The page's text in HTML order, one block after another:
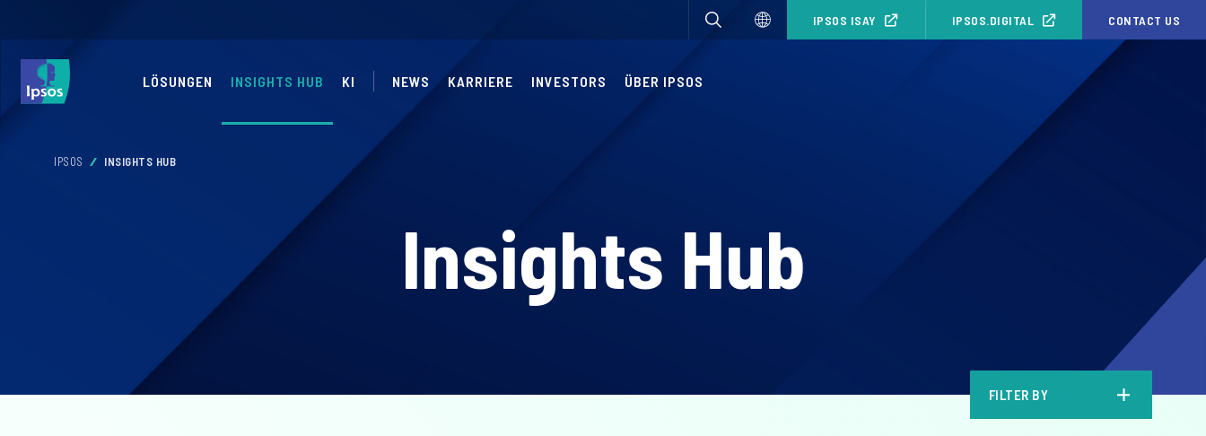
IPSOS ISAY IPSOS.DIGITAL CONTACT US
LÖSUNGEN INSIGHTS HUB KI NEWS KARRIERE INVESTORS ÜBER IPSOS
IPSOS INSIGHTS HUB
Insights Hub
FILTER BY